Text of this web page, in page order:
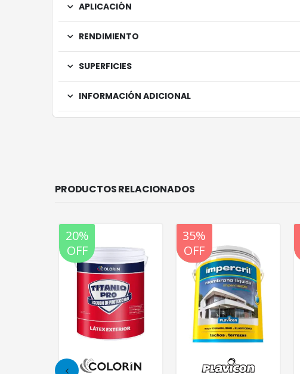
APLICACIÓN
RENDIMIENTO
SUPERFICIES
INFORMACIÓN ADICIONAL
PRODUCTOS RELACIONADOS
20%
OFF
20%
OFF
35%
OFF